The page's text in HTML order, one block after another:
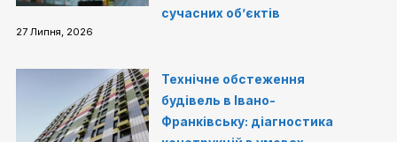
сучасних об’єктів
27 Липня, 2026
Технічне обстеження
будівель в Івано-
Франківську: діагностика